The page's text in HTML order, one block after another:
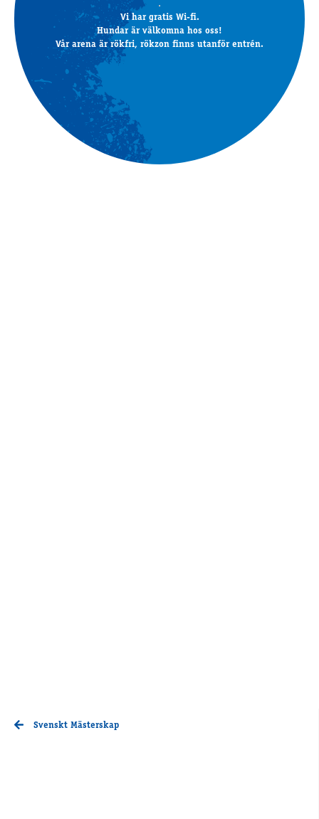
Svenskt Mästerskap
Vi har gratis Wi-fi.
Hundar är välkomna hos oss!
Vår arena är rökfri, rökzon finns utanför entrén.